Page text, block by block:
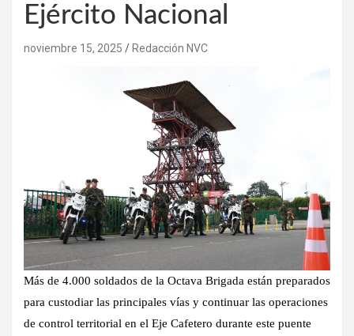
Ejército Nacional
noviembre 15, 2025 Redacción NVC
Más de 4.000 soldados de la Octava Brigada están preparados
para custodiar las principales vías y continuar las operaciones
de control territorial en el Eje Cafetero durante este puente